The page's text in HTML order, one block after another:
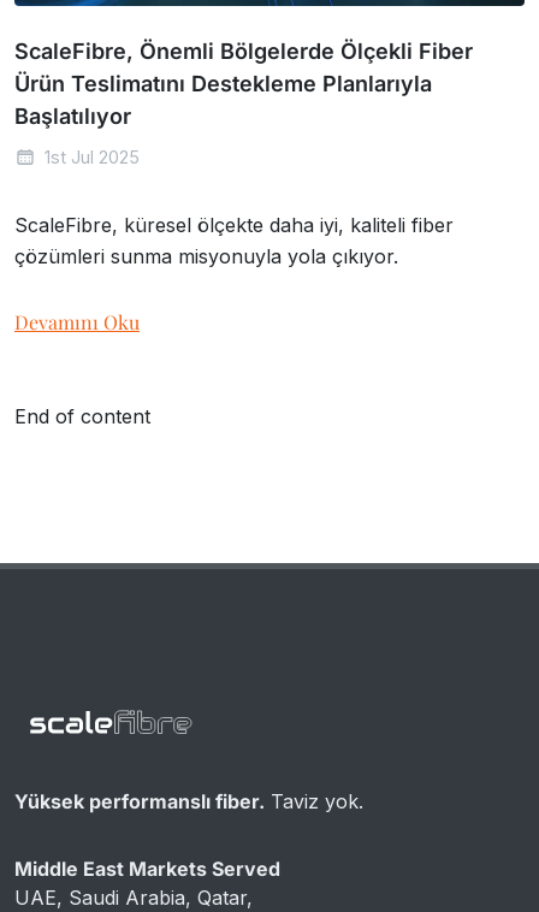
ScaleFibre, Önemli Bölgelerde Ölçekli Fiber
Ürün Teslimatını Destekleme Planlarıyla
Başlatılıyor
1st Jul 2025
ScaleFibre, küresel ölçekte daha iyi, kaliteli fiber
çözümleri sunma misyonuyla yola çıkıyor.
Devamını Oku
End of content
Yüksek performanslı fiber. Taviz yok.
Middle East Markets Served
UAE, Saudi Arabia, Qatar,